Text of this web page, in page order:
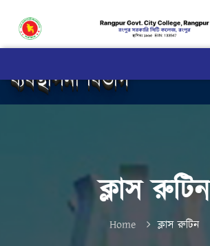
ব্যবস্থাপনা বিভাগ
ক্লাস রুটিন
Home ক্লাস রুটিন